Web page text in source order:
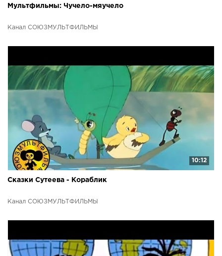
Мультфильмы: Чучело-мяучело
Канал СОЮЗМУЛЬТФИЛЬМЫ
10:12
Сказки Сутеева - Кораблик
Канал СОЮЗМУЛЬТФИЛЬМЫ